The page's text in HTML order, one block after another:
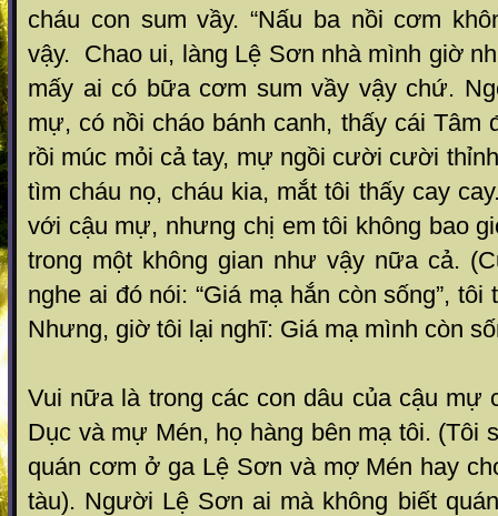
cháu con sum vầy. “Nấu ba nồi cơm
vậy. Chao ui, làng Lệ Sơn nhà mình giờ
mấy ai có bữa cơm sum vầy vậy chứ.
mự, có nồi cháo bánh canh, thấy cái Tâm
rồi múc mỏi cả tay, mự ngồi cười cười
tìm cháu nọ, cháu kia, mắt tôi thấy cay
với cậu mự, nhưng chị em tôi không bao
trong một không gian như vậy nữa cả.
nghe ai đó nói: “Giá mạ hắn còn sống”,
Nhưng, giờ tôi lại nghĩ: Giá mạ mình còn
Vui nữa là trong các con dâu của cậu mự
Dục và mự Mén, họ hàng bên mạ tôi. (Tôi
quán cơm ở ga Lệ Sơn và mợ Mén hay
tàu). Người Lệ Sơn ai mà không biết